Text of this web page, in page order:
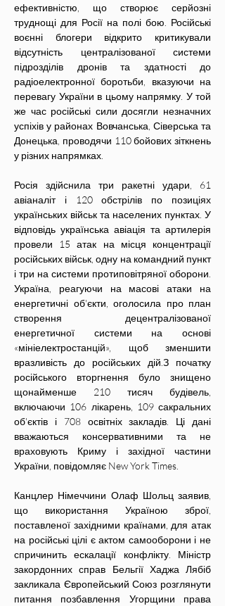
ефективністю, що створює серйозні
труднощі для Росії на полі бою. Російські
воєнні блогери відкрито критикували
відсутність централізованої системи
підрозділів дронів та здатності до
радіоелектронної боротьби, вказуючи на
перевагу України в цьому напрямку. У той
же час російські сили досягли незначних
успіхів у районах Вовчанська, Сіверська та
Донецька, проводячи 110 бойових зіткнень
у різних напрямках.
Росія здійснила три ракетні удари, 61
авіаналіт і 120 обстрілів по позиціях
українських військ та населених пунктах. У
відповідь українська авіація та артилерія
провели 15 атак на місця концентрації
російських військ, одну на командний пункт
і три на системи протиповітряної оборони.
Україна, реагуючи на масові атаки на
енергетичні об'єкти, оголосила про план
створення децентралізованої
енергетичної системи на основі
«мініелектростанцій», щоб зменшити
вразливість до російських дій.З початку
російського вторгнення було знищено
щонайменше 210 тисяч будівель,
включаючи 106 лікарень, 109 сакральних
об'єктів і 708 освітніх закладів. Ці дані
вважаються консервативними та не
враховують Криму і західної частини
України, повідомляє New York Times.
Канцлер Німеччини Олаф Шольц заявив,
що використання Україною зброї,
поставленої західними країнами, для атак
на російські цілі є актом самооборони і не
спричинить ескалації конфлікту. Міністр
закордонних справ Бельгії Хаджа Лябіб
закликала Європейський Союз розглянути
питання позбавлення Угорщини права